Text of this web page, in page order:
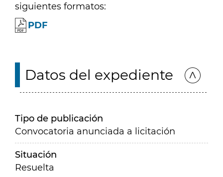
siguientes formatos:
PDF
Datos del expediente
Tipo de publicación
Convocatoria anunciada a licitación
Situación
Resuelta